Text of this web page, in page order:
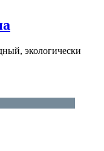
экологически